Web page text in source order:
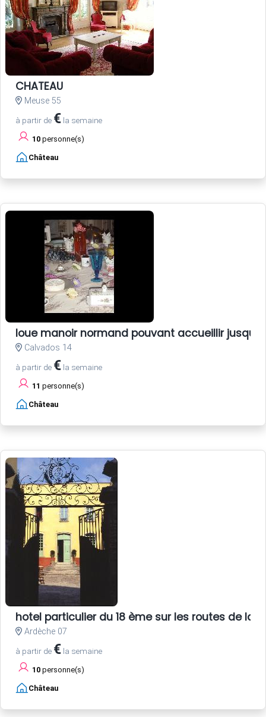
CHATEAU
Meuse 55
à partir de € la semaine
10 personne(s)
Château
loue manoir normand pouvant accueillir
Calvados 14
à partir de € la semaine
11 personne(s)
Château
hotel particulier du 18 ème sur les routes de la
Ardèche 07
à partir de € la semaine
10 personne(s)
Château